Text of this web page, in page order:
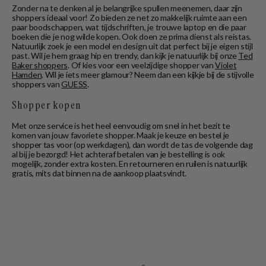
Zonder na te denken al je belangrijke spullen meenemen, daar zijn
shoppers ideaal voor! Zo bieden ze net zo makkelijk ruimte aan een
paar boodschappen, wat tijdschriften, je trouwe laptop en die paar
boeken die je nog wilde kopen. Ook doen ze prima dienst als reistas.
Natuurlijk zoek je een model en design uit dat perfect bij je eigen stijl
past. Wil je hem graag hip en trendy, dan kijk je natuurlijk bij onze Ted
Baker shoppers. Of kies voor een veelzijdige shopper vanViolet
Hamden. Wil je iets meer glamour? Neem dan een kijkje bij de stijvolle
shoppers van GUESS.
Shopper kopen
Met onze service is het heel eenvoudig om snel in het bezit te
komen van jouw favoriete shopper. Maak je keuze en bestel je
shopper tas voor (op werkdagen), dan wordt de tas de volgende dag
al bij je bezorgd! Het achteraf betalen van je bestelling is ook
mogelijk, zonder extra kosten. En retourneren en ruilen is natuurlijk
gratis, mits dat binnen na de aankoop plaatsvindt.